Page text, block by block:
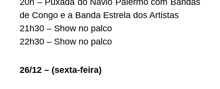
de Congo e a Banda Estrela dos Artistas
21h30 – Show no palco
22h30 – Show no palco
26/12 – (sexta-feira)